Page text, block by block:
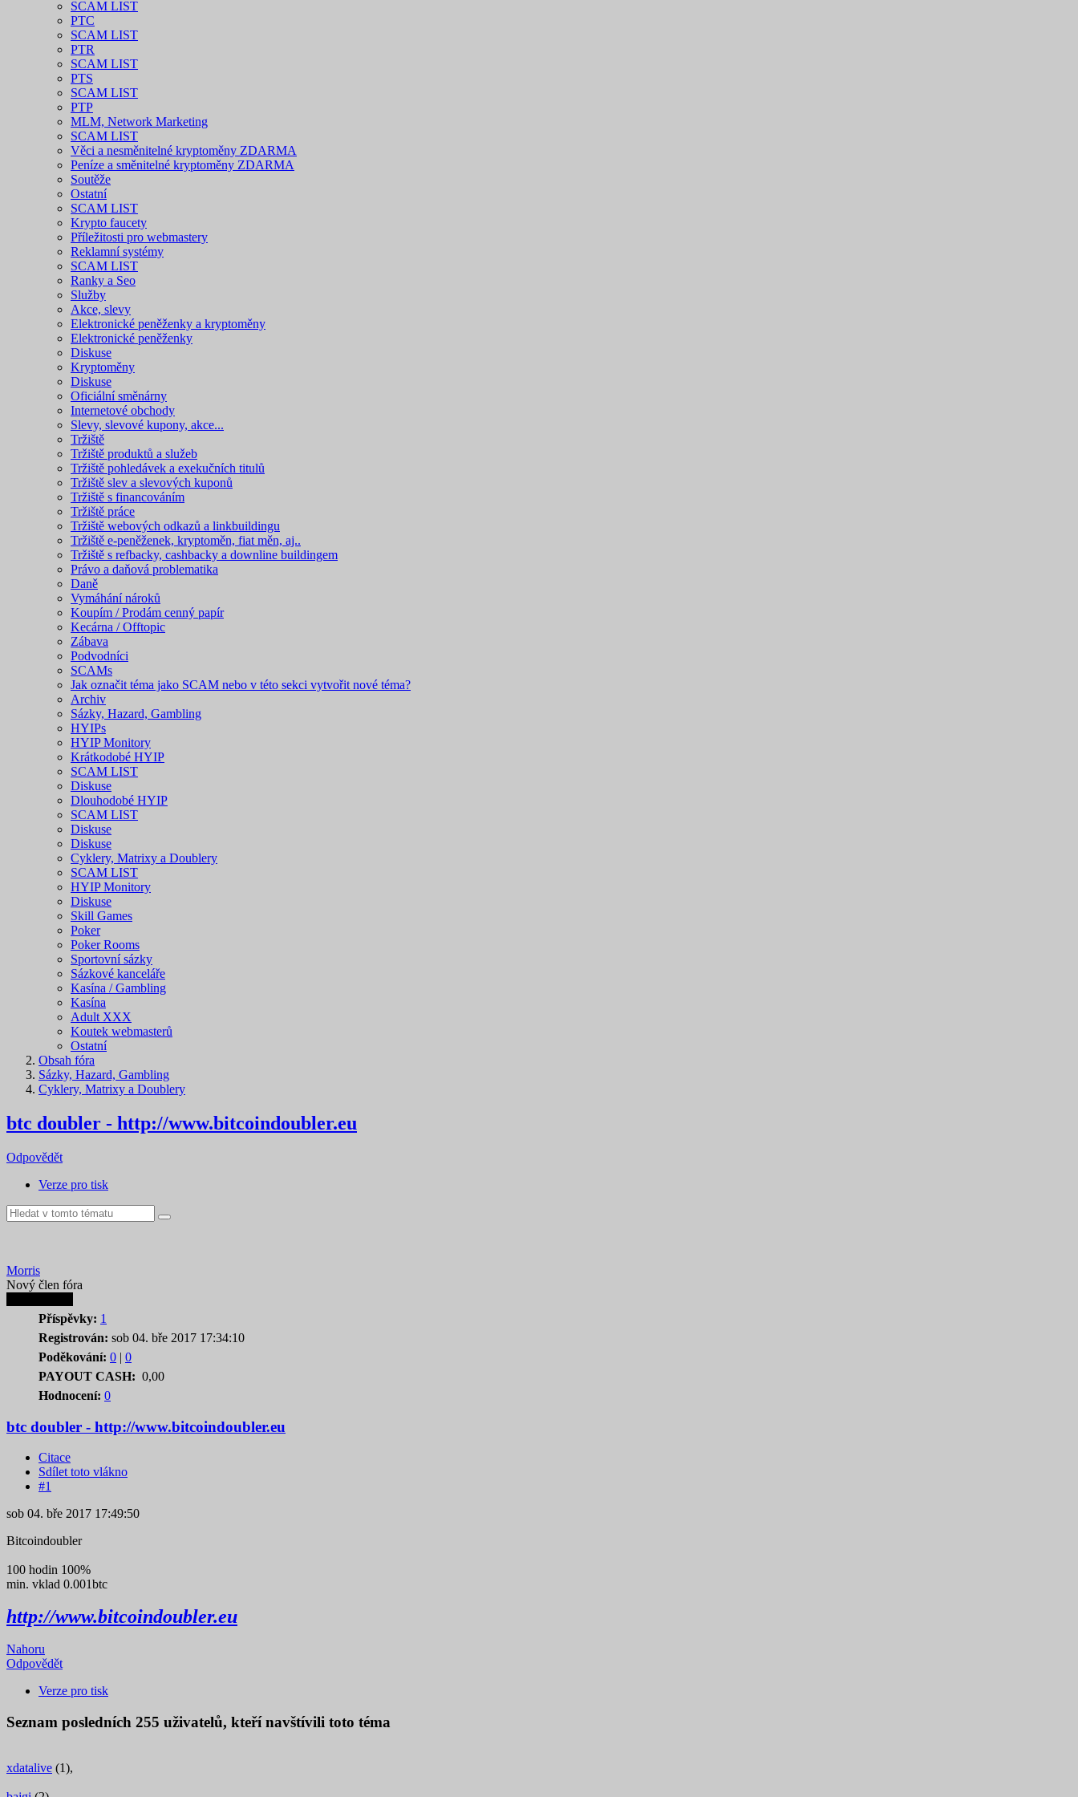
SCAM LIST
PTC
SCAM LIST
PTR
SCAM LIST
PTS
SCAM LIST
PTP
MLM, Network Marketing
SCAM LIST
Věci a nesměnitelné kryptoměny ZDARMA
Peníze a směnitelné kryptoměny ZDARMA
Soutěže
Ostatní
SCAM LIST
Krypto faucety
Příležitosti pro webmastery
Reklamní systémy
SCAM LIST
Ranky a Seo
Služby
Akce, slevy
Elektronické peněženky a kryptoměny
Elektronické peněženky
Diskuse
Kryptoměny
Diskuse
Oficiální směnárny
Internetové obchody
Slevy, slevové kupony, akce...
Tržiště
Tržiště produktů a služeb
Tržiště pohledávek a exekučních titulů
Tržiště slev a slevových kuponů
Tržiště s financováním
Tržiště práce
Tržiště webových odkazů a linkbuildingu
Tržiště e-peněženek, kryptoměn, fiat měn, aj..
Tržiště s refbacky, cashbacky a downline buildingem
Právo a daňová problematika
Daně
Vymáhání nároků
Koupím / Prodám cenný papír
Kecárna / Offtopic
Zábava
Podvodníci
SCAMs
Jak označit téma jako SCAM nebo v této sekci vytvořit nové téma?
Archiv
Sázky, Hazard, Gambling
HYIPs
HYIP Monitory
Krátkodobé HYIP
SCAM LIST
Diskuse
Dlouhodobé HYIP
SCAM LIST
Diskuse
Diskuse
Cyklery, Matrixy a Doublery
SCAM LIST
HYIP Monitory
Diskuse
Skill Games
Poker
Poker Rooms
Sportovní sázky
Sázkové kanceláře
Kasína / Gambling
Kasína
Adult XXX
Koutek webmasterů
Ostatní
Obsah fóra
Sázky, Hazard, Gambling
Cyklery, Matrixy a Doublery
btc doubler - http://www.bitcoindoubler.eu
Odpovědět
Verze pro tisk
Morris
Nový člen fóra
Příspěvky: 1
Registrován: sob 04. bře 2017 17:34:10
Poděkování: 0 | 0
PAYOUT CASH: 0,00
Hodnocení: 0
btc doubler - http://www.bitcoindoubler.eu
Citace
Sdílet toto vlákno
#1
sob 04. bře 2017 17:49:50
Bitcoindoubler
100 hodin 100%
min. vklad 0.001btc
http://www.bitcoindoubler.eu
Nahoru
Odpovědět
Verze pro tisk
Seznam posledních 255 uživatelů, kteří navštívili toto téma
xdatalive (1),